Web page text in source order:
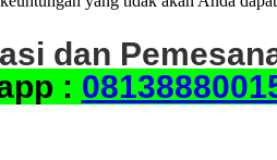
dan
: